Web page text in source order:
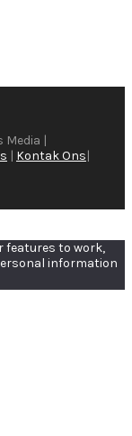
Media |
| Kontak Ons|
features to work,
information